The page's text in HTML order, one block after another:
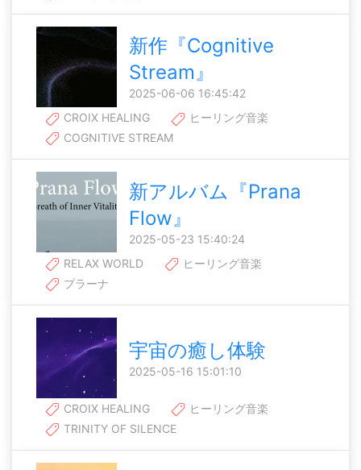
新作『Cognitive
Stream』
2025-06-06 16:45:42
CROIX HEALING
ヒーリング音楽
COGNITIVE STREAM
新アルバム『Prana
Flow』
2025-05-23 15:40:24
RELAX WORLD
ヒーリング音楽
プラーナ
宇宙の癒し体験
2025-05-16 15:01:10
CROIX HEALING
ヒーリング音楽
TRINITY OF SILENCE